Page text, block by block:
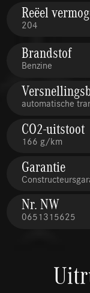
Reëel
204
Brandstof
Benzine
automatische
CO2-uitstoot
166 g/km
Garantie
Nr. NW
0651315625